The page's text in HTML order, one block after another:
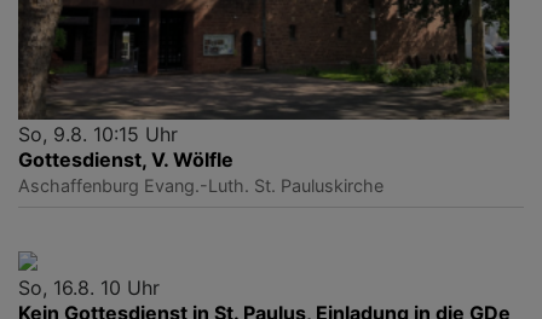
So, 9.8. 10:15 Uhr
Gottesdienst, V. Wölfle
Aschaffenburg Evang.-Luth. St. Pauluskirche
So, 16.8. 10 Uhr
Kein Gottesdienst in St. Paulus, Einladung in die GDe